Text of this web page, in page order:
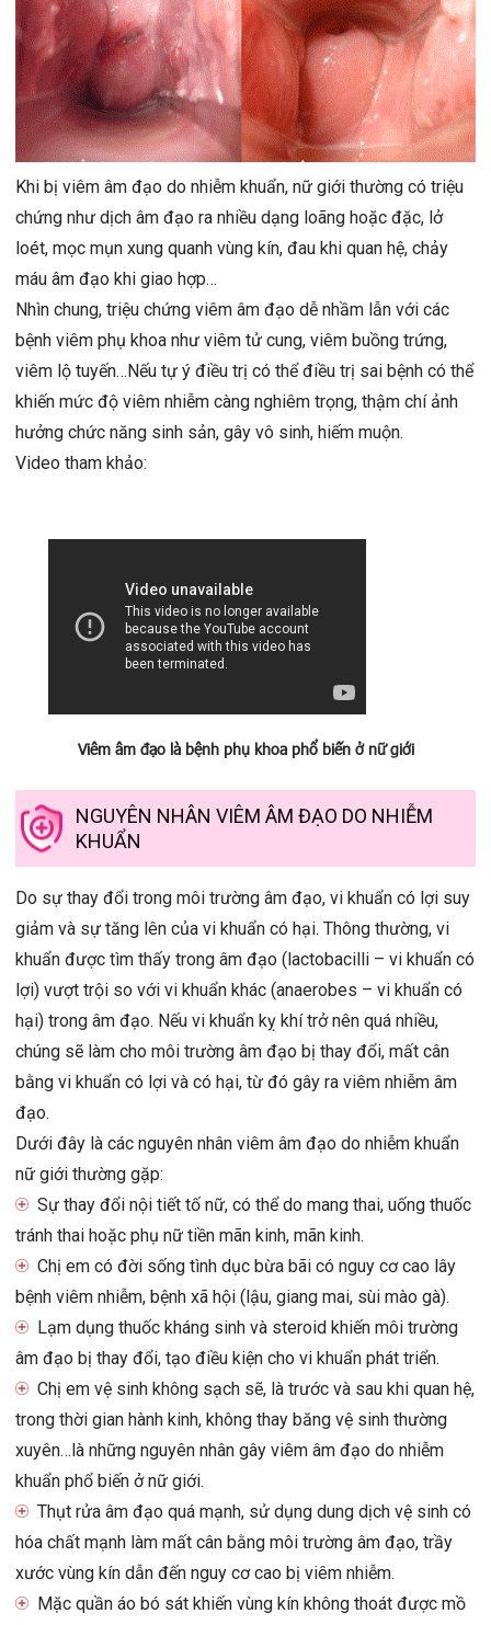
Khi bị viêm âm đạo do nhiễm khuẩn, nữ giới thường có triệu
chứng như dịch âm đạo ra nhiều dạng loãng hoặc đặc, lở
loét, mọc mụn xung quanh vùng kín, đau khi quan hệ, chảy
máu âm đạo khi giao hợp…
Nhìn chung, triệu chứng viêm âm đạo dễ nhầm lẫn với các
bệnh viêm phụ khoa như viêm tử cung, viêm buồng trứng,
viêm lộ tuyến…Nếu tự ý điều trị có thể điều trị sai bệnh có thể
khiến mức độ viêm nhiễm càng nghiêm trọng, thậm chí ảnh
hưởng chức năng sinh sản, gây vô sinh, hiếm muộn.
Video tham khảo:
Viêm âm đạo là bệnh phụ khoa phổ biến ở nữ giới
NGUYÊN NHÂN VIÊM ÂM ĐẠO DO NHIỄM
KHUẨN
Do sự thay đổi trong môi trường âm đạo, vi khuẩn có lợi suy
giảm và sự tăng lên của vi khuẩn có hại. Thông thường, vi
khuẩn được tìm thấy trong âm đạo (lactobacilli – vi khuẩn có
lợi) vượt trội so với vi khuẩn khác (anaerobes – vi khuẩn có
hại) trong âm đạo. Nếu vi khuẩn kỵ khí trở nên quá nhiều,
chúng sẽ làm cho môi trường âm đạo bị thay đổi, mất cân
bằng vi khuẩn có lợi và có hại, từ đó gây ra viêm nhiễm âm
đạo.
Dưới đây là các nguyên nhân viêm âm đạo do nhiễm khuẩn
nữ giới thường gặp:
Sự thay đổi nội tiết tố nữ, có thể do mang thai, uống thuốc
tránh thai hoặc phụ nữ tiền mãn kinh, mãn kinh.
Chị em có đời sống tình dục bừa bãi có nguy cơ cao lây
bệnh viêm nhiễm, bệnh xã hội (lậu, giang mai, sùi mào gà).
Lạm dụng thuốc kháng sinh và steroid khiến môi trường
âm đạo bị thay đổi, tạo điều kiện cho vi khuẩn phát triển.
Chị em vệ sinh không sạch sẽ, là trước và sau khi quan hệ,
trong thời gian hành kinh, không thay băng vệ sinh thường
xuyên…là những nguyên nhân gây viêm âm đạo do nhiễm
khuẩn phổ biến ở nữ giới.
Thụt rửa âm đạo quá mạnh, sử dụng dung dịch vệ sinh có
hóa chất mạnh làm mất cân bằng môi trường âm đạo, trầy
xước vùng kín dẫn đến nguy cơ cao bị viêm nhiễm.
Mặc quần áo bó sát khiến vùng kín không thoát được mồ